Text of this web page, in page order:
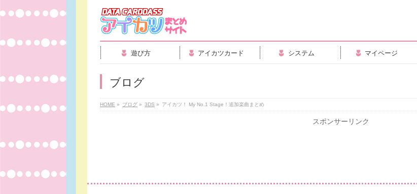
遊び方 アイカツカード システム マイページ
ブログ
HOME » ブログ » 3DS » アイカツ！ My No.1 Stage！追加楽曲まとめ
スポンサーリンク